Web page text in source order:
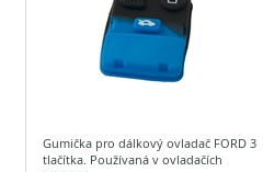
Gumička pro dálkový ovladač FORD 3
tlačítka. Používaná v ovladačích